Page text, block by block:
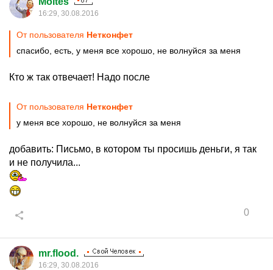
16:29, 30.08.2016
От пользователя Нетконфет
спасибо, есть, у меня все хорошо, не волнуйся за меня
Кто ж так отвечает! Надо после
От пользователя Нетконфет
у меня все хорошо, не волнуйся за меня
добавить: Письмо, в котором ты просишь деньги, я так
и не получила...
0
mr.flood.
16:29, 30.08.2016